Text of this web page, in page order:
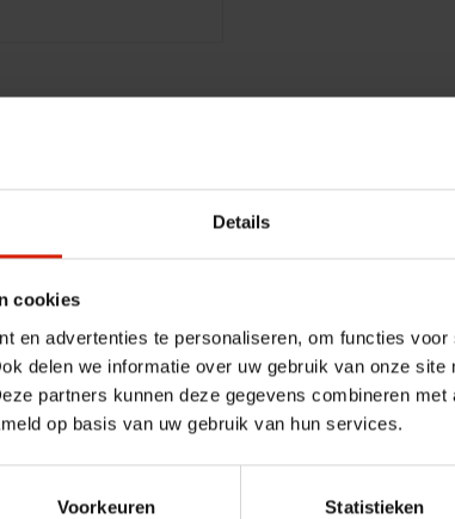
Details
cookies
en advertenties te personaliseren, om functies
delen we informatie over uw gebruik van onze
partners kunnen deze gegevens combineren
op basis van uw gebruik van hun services.
Voorkeuren Statistieken